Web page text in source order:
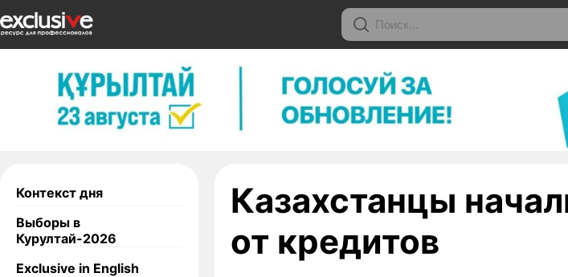
Контекст дня
Выборы в
Курултай-2026
Exclusive in English
Казахстанцы
от кредитов